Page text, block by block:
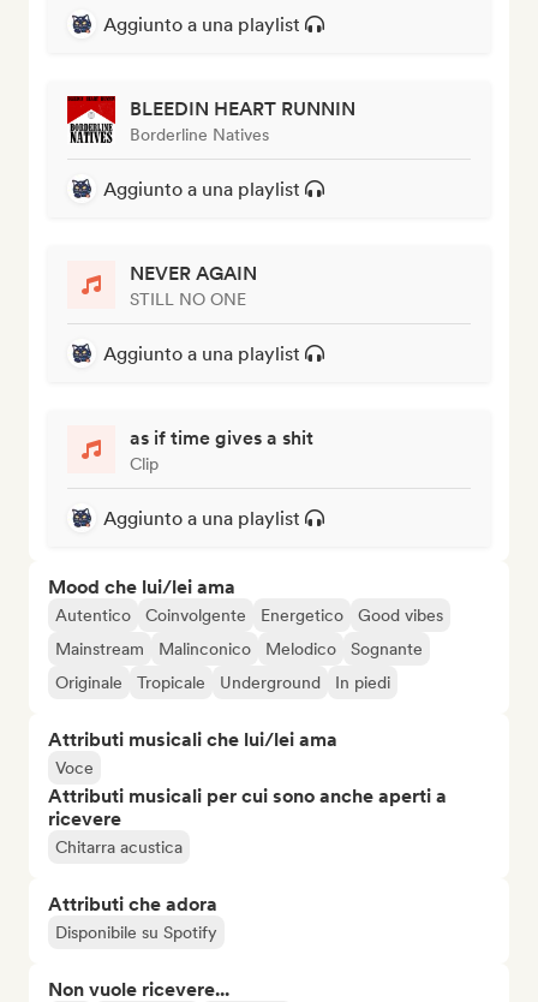
Aggiunto a una playlist
BLEEDIN HEART RUNNIN
Borderline Natives
Aggiunto a una playlist
NEVER AGAIN
STILL NO ONE
Aggiunto a una playlist
as if time gives a shit
Clip
Aggiunto a una playlist
Mood che lui/lei ama
Autentico Coinvolgente Energetico
Good vibes
Mainstream
Malinconico Melodico
Sognante
Originale
Tropicale Underground In piedi
Attributi musicali che lui/lei ama
Voce
Attributi musicali per cui sono anche aperti a
ricevere
Chitarra acustica
Attributi che adora
Disponibile su Spotify
Non vuole ricevere...